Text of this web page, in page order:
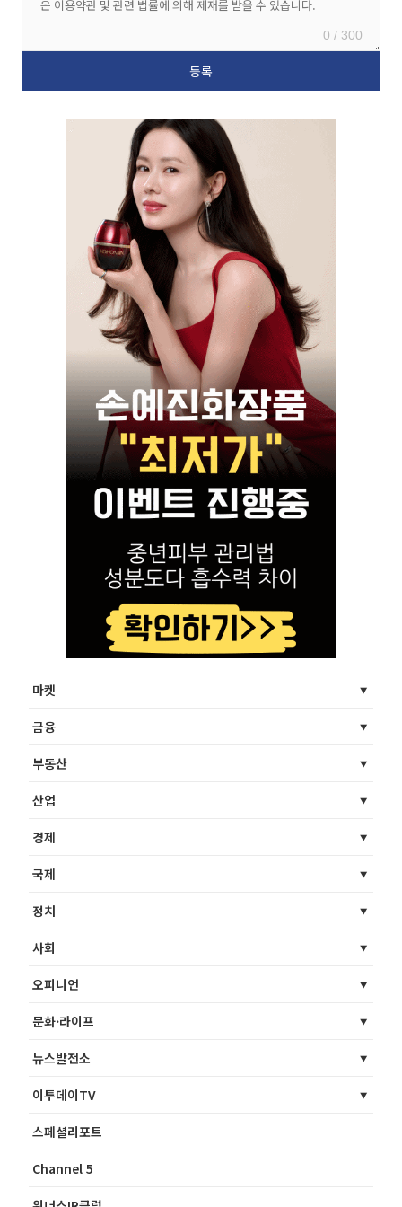
0 / 300
마켓
금융
부동산
산업
경제
국제
정치
사회
오피니언
문화·라이프
뉴스발전소
이투데이TV
스페셜리포트
Channel 5